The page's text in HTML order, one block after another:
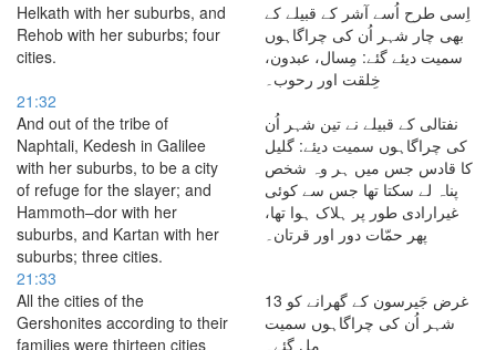
Helkath with her suburbs, and
Rehob with her suburbs; four
cities.
اِسی طرح اُسے آشر کے قبیلے کے
بھی چار شہر اُن کی چراگاہوں
سمیت دیئے گئے: مِسال، عبدون،
خِلقت اور رحوب۔
21:32
And out of the tribe of
Naphtali, Kedesh in Galilee
with her suburbs, to be a city
of refuge for the slayer; and
Hammoth–dor with her
suburbs, and Kartan with her
suburbs; three cities.
نفتالی کے قبیلے نے تین شہر اُن
کی چراگاہوں سمیت دیئے: گلیل
کا قادس جس میں ہر وہ شخص
پناہ لے سکتا تھا جس سے کوئی
غیرارادی طور پر ہلاک ہوا تھا،
پھر حمّات دور اور قرتان۔
21:33
All the cities of the
Gershonites according to their
families were thirteen cities
غرض جَیرسون کے گھرانے کو 13
شہر اُن کی چراگاہوں سمیت
مل گئے۔